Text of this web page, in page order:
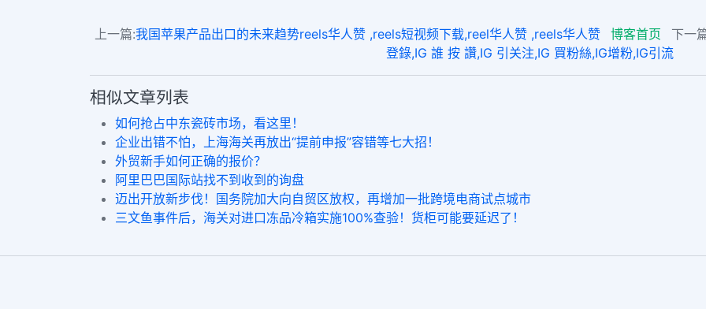
上一篇:我国苹果产品出口的未来趋势reels华人赞 ,reels短视频下载,reel华人赞 ,reels华人赞 博客首页 下一
登錄,IG 誰 按 讚,IG 引关注,IG 買粉絲,IG增粉,IG引流
相似文章列表
如何抢占中东瓷砖市场，看这里！
企业出错不怕，上海海关再放出“提前申报”容错等七大招！
外贸新手如何正确的报价？
阿里巴巴国际站找不到收到的询盘
迈出开放新步伐！国务院加大向自贸区放权，再增加一批跨境电商试点城市
三文鱼事件后，海关对进口冻品冷箱实施100%查验！货柜可能要延迟了！